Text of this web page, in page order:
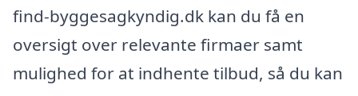
find-byggesagkyndig.dk kan du få en
oversigt over relevante firmaer samt
mulighed for at indhente tilbud, så du kan